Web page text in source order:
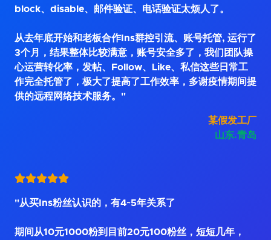
block、disable、邮件验证、电话验证太烦人了。
从去年底开始和老板合作Ins群控引流、账号托管, 运行了
3个月，结果整体比较满意，账号安全多了，我们团队操
心运营转化率，发帖、Follow、Like、私信这些日常工
作完全托管了，极大了提高了工作效率，多谢疫情期间提
供的远程网络技术服务。"
某假发工厂
山东.青岛
"从买Ins粉丝认识的，有4~5年关系了
期间从10元1000粉到目前20元100粉丝，短短几年，